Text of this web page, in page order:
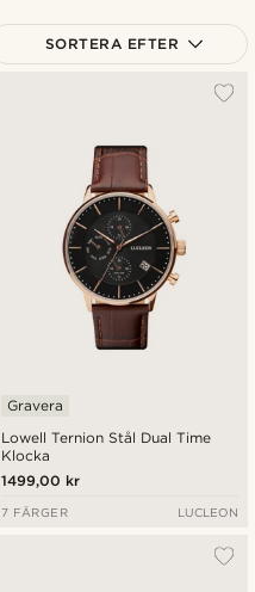
SORTERA EFTER
Lowell Ternion Stål Dual Time
Klocka
Gravera
1499,00 kr
7 FÄRGER LUCLEON